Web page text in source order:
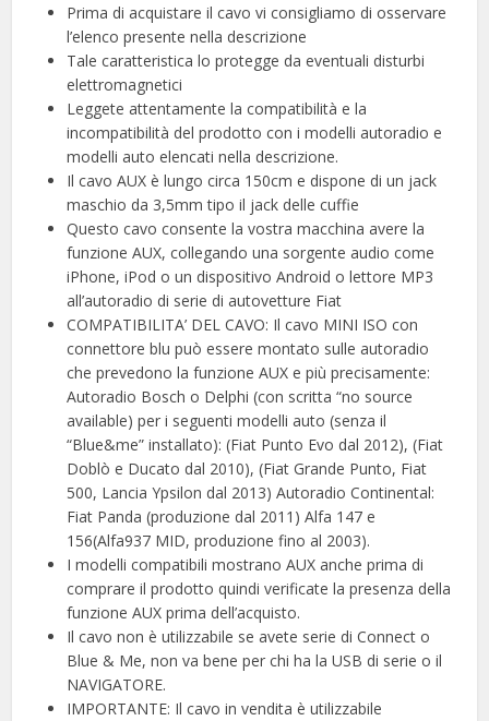
Prima di acquistare il cavo vi consigliamo di osservare
l’elenco presente nella descrizione
Tale caratteristica lo protegge da eventuali disturbi
elettromagnetici
Leggete attentamente la compatibilità e la
incompatibilità del prodotto con i modelli autoradio e
modelli auto elencati nella descrizione.
Il cavo AUX è lungo circa 150cm e dispone di un jack
maschio da 3,5mm tipo il jack delle cuffie
Questo cavo consente la vostra macchina avere la
funzione AUX, collegando una sorgente audio come
iPhone, iPod o un dispositivo Android o lettore MP3
all’autoradio di serie di autovetture Fiat
COMPATIBILITA’ DEL CAVO: Il cavo MINI ISO con
connettore blu può essere montato sulle autoradio
che prevedono la funzione AUX e più precisamente:
Autoradio Bosch o Delphi (con scritta “no source
available) per i seguenti modelli auto (senza il
“Blue&me” installato): (Fiat Punto Evo dal 2012), (Fiat
Doblò e Ducato dal 2010), (Fiat Grande Punto, Fiat
500, Lancia Ypsilon dal 2013) Autoradio Continental:
Fiat Panda (produzione dal 2011) Alfa 147 e
156(Alfa937 MID, produzione fino al 2003).
I modelli compatibili mostrano AUX anche prima di
comprare il prodotto quindi verificate la presenza della
funzione AUX prima dell’acquisto.
Il cavo non è utilizzabile se avete serie di Connect o
Blue & Me, non va bene per chi ha la USB di serie o il
NAVIGATORE.
IMPORTANTE: Il cavo in vendita è utilizzabile